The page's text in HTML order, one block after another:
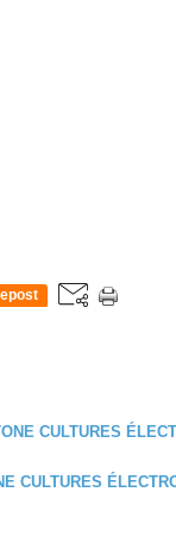
CULTURES